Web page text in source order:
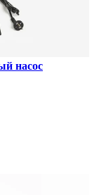
насос